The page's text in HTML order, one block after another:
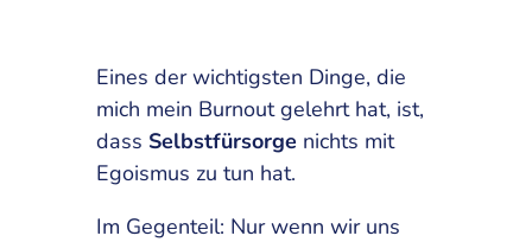
Eines der wichtigsten Dinge, die
mich mein Burnout gelehrt hat, ist,
dass Selbstfürsorge nichts mit
Egoismus zu tun hat.
Im Gegenteil: Nur wenn wir uns